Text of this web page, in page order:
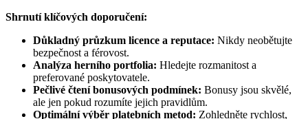
Shrnutí klíčových doporučení:
Důkladný průzkum licence a reputace: Nikdy neobětujte
bezpečnost a férovost.
Analýza herního portfolia: Hledejte rozmanitost a
preferované poskytovatele.
Pečlivé čtení bonusových podmínek: Bonusy jsou skvělé,
ale jen pokud rozumíte jejich pravidlům.
Optimální výběr platebních metod: Zohledněte rychlost,